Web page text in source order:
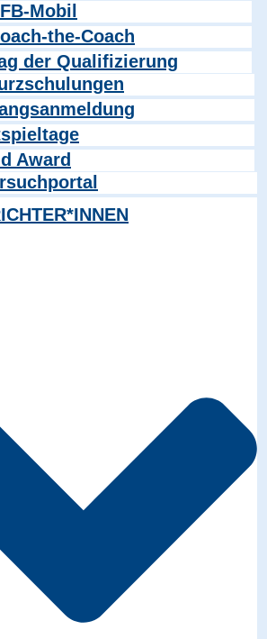
Mobil
the-Coach
der Qualifizierung
Award